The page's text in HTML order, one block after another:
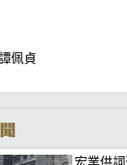
佩貞
宏業供